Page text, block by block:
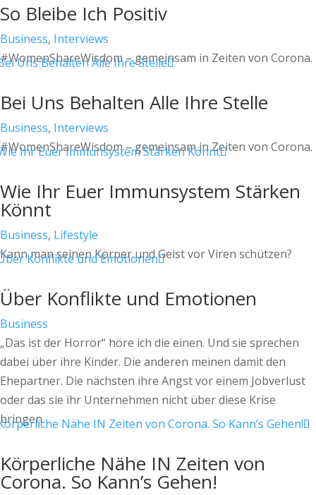
So Bleibe Ich Positiv
Business, Interviews
#WomenShareWisdom – gemeinsam in Zeiten von Corona.
Bei Uns Behalten Alle Ihre Stelle
Business, Interviews
#WomenShareWisdom – gemeinsam in Zeiten von Corona.
Wie Ihr Euer Immunsystem Stärken
Könnt
Business, Lifestyle
Kann man seinen Körper und Geist vor Viren schützen?
Über Konflikte und Emotionen
Business
„Das ist der Horror“ höre ich die einen. Und sie sprechen
dabei über ihre Kinder. Die anderen meinen damit den
Ehepartner. Die nächsten ihre Angst vor einem Jobverlust
oder das sie ihr Unternehmen nicht über diese Krise
bringen.
Körperliche Nähe IN Zeiten von
Corona. So Kann’s Gehen!